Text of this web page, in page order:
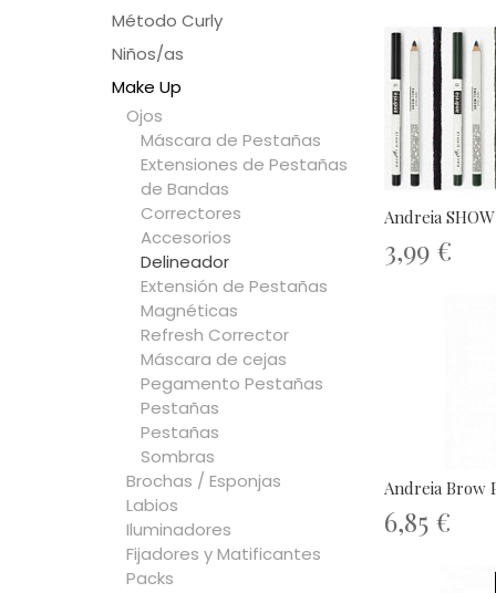
Método Curly
Niños/as
Make Up
Ojos
Máscara de Pestañas
Extensiones de Pestañas
de Bandas
Correctores
Accesorios
Delineador
Extensión de Pestañas
Magnéticas
Refresh Corrector
Máscara de cejas
Pegamento Pestañas
Pestañas
Pestañas
Sombras
Brochas / Esponjas
Labios
Iluminadores
Fijadores y Matificantes
Packs
Andreia
3,99 €
Andreia Brow
6,85 €